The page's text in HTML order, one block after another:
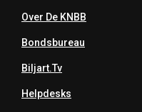
Over De KNBB
Bondsbureau
Biljart.tv
Helpdesks